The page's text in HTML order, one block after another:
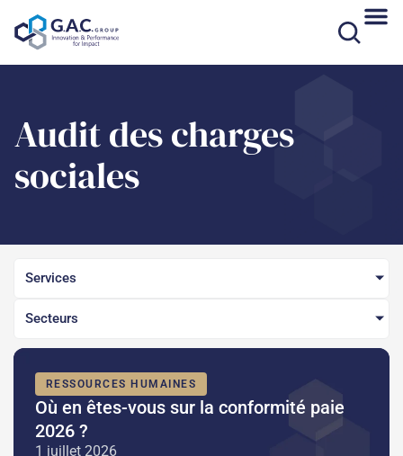
au
Audit des charges
sociales
RESSOURCES HUMAINES
Où en êtes-vous sur la conformité paie
2026 ?
1 juillet 2026
Services
Secteurs